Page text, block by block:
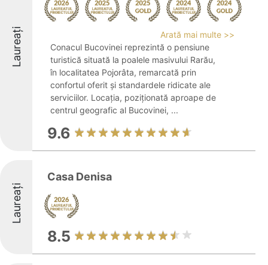
Laureați
Arată mai multe >>
Conacul Bucovinei reprezintă o pensiune
turistică situată la poalele masivului Rarău,
în localitatea Pojorâta, remarcată prin
confortul oferit și standardele ridicate ale
serviciilor. Locația, poziționată aproape de
centrul geografic al Bucovinei, ...
9.6
Laureați
Casa Denisa
8.5